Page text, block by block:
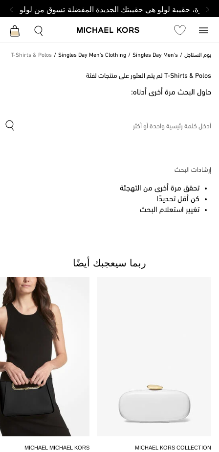
وصغيرة، حقيبة لولو هي حقيبتك الجديدة المفضلة تسوق من لولو
يوم السناجل Singles Day Men's
Singles Day Men's Clothing
T-Shirts & Polos
T-Shirts & Polos لم يتم العثور على منتجات لفئة
حاول البحث مرة أخرى أدناه:
إرشادات البحث
تحقق مرة أخرى من التهجئة
كن أقل تحديدًا
تغيير استعلام البحث
ربما سيعجبك أيضًا
MICHAEL MICHAEL KORS MICHAEL KORS COLLECTION